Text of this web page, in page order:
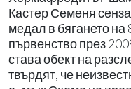
Кастер Семеня
медал в бягането на
първенство през
става обект на
твърдят, че